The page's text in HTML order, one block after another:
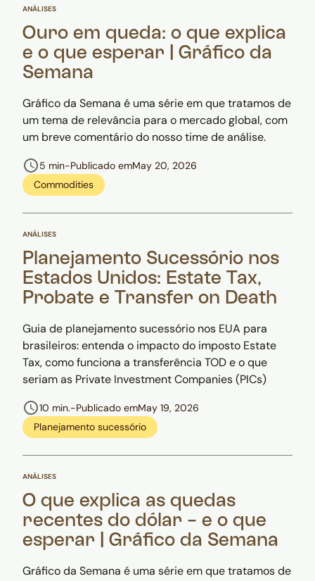
ANÁLISES
Ouro em queda: o que explica
e o que esperar | Gráfico da
Semana
Gráfico da Semana é uma série em que tratamos de
um tema de relevância para o mercado global, com
um breve comentário do nosso time de análise.
5 min-Publicado emMay 20, 2026
Commodities
ANÁLISES
Planejamento Sucessório nos
Estados Unidos: Estate Tax,
Probate e Transfer on Death
Guia de planejamento sucessório nos EUA para
brasileiros: entenda o impacto do imposto Estate
Tax, como funciona a transferência TOD e o que
seriam as Private Investment Companies (PICs)
10 min.-Publicado emMay 19, 2026
Planejamento sucessório
ANÁLISES
O que explica as quedas
recentes do dólar - e o que
esperar | Gráfico da Semana
Gráfico da Semana é uma série em que tratamos de